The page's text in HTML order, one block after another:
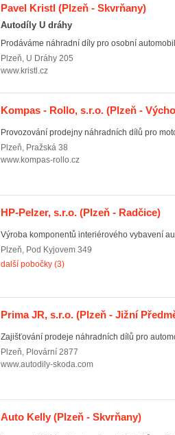
Pavel Kristl (Plzeň - Skvrňany)
Autodíly U dráhy
Prodáváme náhradní díly pro osobní
Plzeň, U Dráhy 205
www.kristl.cz
Kompas - Rollo, s.r.o. (Plzeň -
Provozování prodejny náhradních dílů pro
Plzeň, Pražská 38
www.kompas-rollo.cz
HP-Pelzer, s.r.o. (Plzeň - Radčice)
Výroba komponentů interiérového vybavení
Plzeň, Pod Kyjovem 349
další pobočky (3)
Prima JR, s.r.o. (Plzeň - Jižní
Zajišťování prodeje náhradních dílů pro
Plzeň, Plovární 2877
www.autodily-skoda.com
Auto Kelly (Plzeň - Skvrňany)